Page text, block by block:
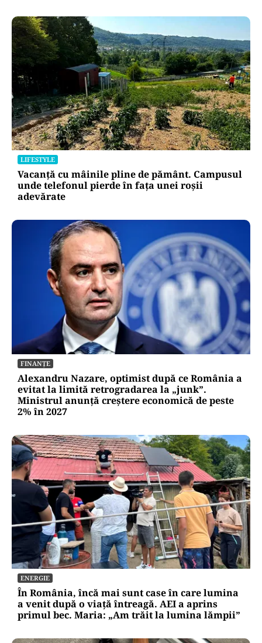
LIFESTYLE
Vacanță cu mâinile pline de pământ. Campusul
unde telefonul pierde în fața unei roșii
adevărate
FINANȚE
Alexandru Nazare, optimist după ce România a
evitat la limită retrogradarea la „junk”.
Ministrul anunță creștere economică de peste
2% în 2027
ENERGIE
În România, încă mai sunt case în care lumina
a venit după o viață întreagă. AEI a aprins
primul bec. Maria: „Am trăit la lumina lămpii”